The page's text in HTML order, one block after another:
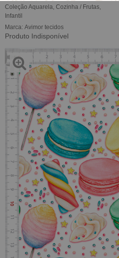
Coleção Aquarela Cozinha / Frutas
Infantil
Marca: Avimor tecidos
Produto Indisponível